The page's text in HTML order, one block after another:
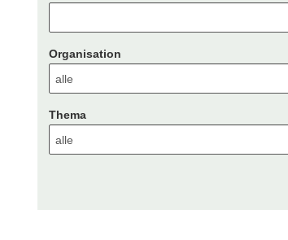
Organisation
Thema